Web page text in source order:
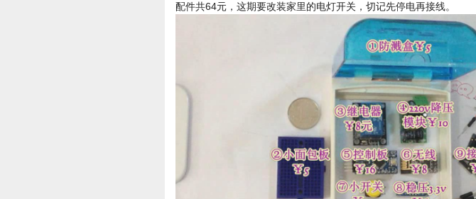
配件共64元，这期要改装家里的电灯开关，切记先停电再接线。